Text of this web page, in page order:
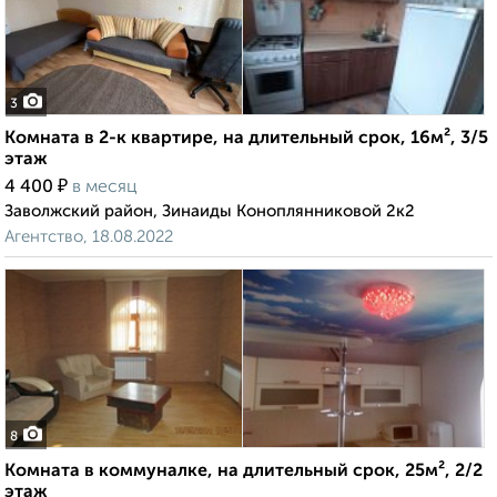
3
Комната в 2-к квартире, на длительный срок, 16м², 3/5
этаж
4 400 ₽ в месяц
Заволжский район, Зинаиды Коноплянниковой 2к2
Агентство, 18.08.2022
8
Комната в коммуналке, на длительный срок, 25м², 2/2
этаж